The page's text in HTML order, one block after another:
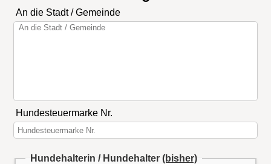
An die Stadt / Gemeinde
Hundesteuermarke Nr.
Hundehalterin / Hundehalter (bisher)